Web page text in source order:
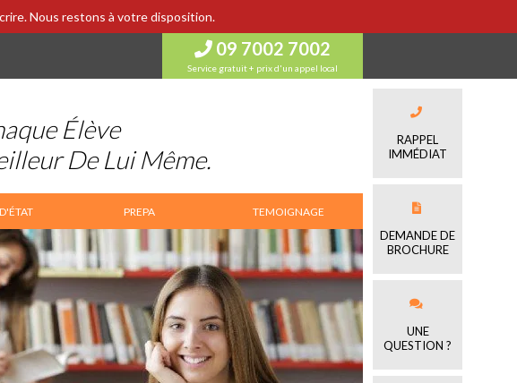
Nous restons à votre disposition.
09 7002 7002
Service gratuit + prix d'un appel local
Élève
De Lui Même.
PREPA TEMOIGNAGE
RAPPEL
IMMÉDIAT
DEMANDE DE
BROCHURE
UNE
QUESTION ?